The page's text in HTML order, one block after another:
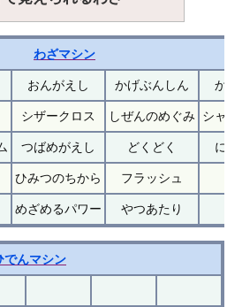
わざマシン
おんがえし かげぶんしん
シザークロス しぜんのめぐみ シ
つばめがえし どくどく
ひみつのちから フラッシュ
めざめるパワー やつあたり
でんマシン